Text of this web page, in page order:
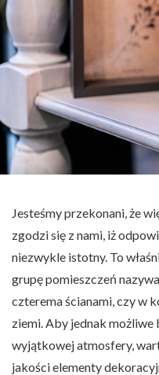
Jesteśmy przekonani, że
zgodzi się z nami, iż
niezwykle istotny. To
grupę pomieszczeń
czterema ścianami, czy w
ziemi. Aby jednak
wyjątkowej atmosfery,
jakości elementy